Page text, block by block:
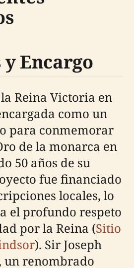
Encargo
Reina Victoria en
como un
para conmemorar
de la monarca en
50 años de su
fue financiado
locales, lo
el profundo respeto
por la Reina (Sitio
). Sir Joseph
un renombrado